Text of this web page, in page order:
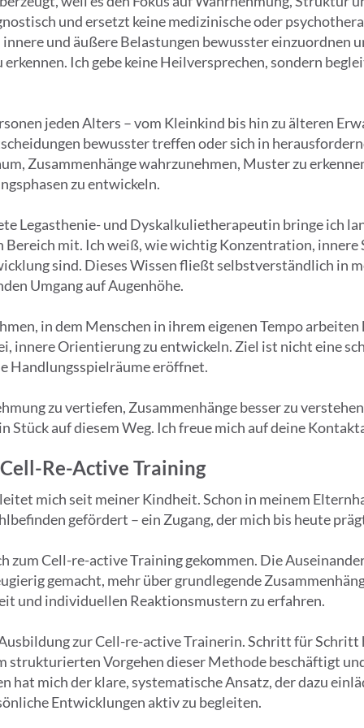
und ersetzt keine medizinische oder
und äußere Belastungen bewusster einzuordnen
Ich gebe keine Heilversprechen, sondern
jeden Alters – vom Kleinkind bis hin zu älteren
bewusster treffen oder sich in
Zusammenhänge wahrzunehmen, Muster zu
zu entwickeln.
Legasthenie- und Dyskalkulietherapeutin bringe ich
Bereich mit. Ich weiß, wie wichtig Konzentration,
sind. Dieses Wissen fließt selbstverständlich in
Umgang auf Augenhöhe.
in dem Menschen in ihrem eigenen Tempo arbeiten
innere Orientierung zu entwickeln. Ziel ist nicht eine
Handlungsspielräume eröffnet.
zu vertiefen, Zusammenhänge besser zu
Stück auf diesem Weg. Ich freue mich auf deine
Re-Active Training
mich seit meiner Kindheit. Schon in meinem
gefördert – ein Zugang, der mich bis heute
zum Cell-re-active Training gekommen. Die
gemacht, mehr über grundlegende
und individuellen Reaktionsmustern zu erfahren.
zur Cell-re-active Trainerin. Schritt für
strukturierten Vorgehen dieser Methode beschäftigt
hat mich der klare, systematische Ansatz, der dazu
Entwicklungen aktiv zu begleiten.